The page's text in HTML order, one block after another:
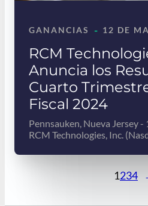
RCM
Anuncia los
Cuarto
Fiscal 2024
GANANCIAS - 12 DE
Pennsauken, Nueva Jersey -
RCM Technologies, Inc.
1234